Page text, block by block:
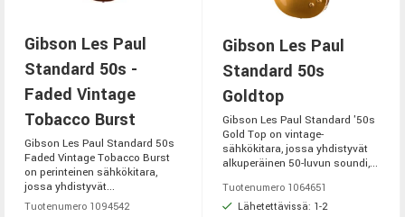
Gibson Les Paul
Standard 50s -
Faded Vintage
Tobacco Burst
Gibson Les Paul Standard 50s
Faded Vintage Tobacco Burst
on perinteinen sähkökitara,
jossa yhdistyvät...
Tuotenumero 1094542
Gibson Les Paul
Standard 50s
Goldtop
Gibson Les Paul Standard '50s
Gold Top on vintage-
sähkökitara, jossa yhdistyvät
alkuperäinen 50-luvun soundi,...
Tuotenumero 1064651
Lähetettävissä: 1-2